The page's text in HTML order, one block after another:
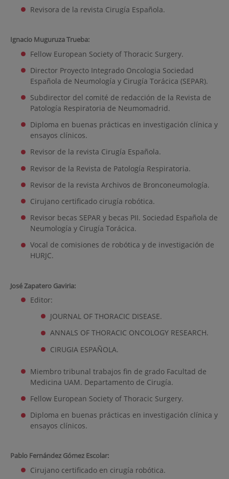
Revisora de la revista Cirugía Española.
Ignacio Muguruza Trueba:
Fellow European Society of Thoracic Surgery.
Director Proyecto Integrado Oncologia Sociedad
Española de Neumología y Cirugía Torácica (SEPAR).
Subdirector del comité de redacción de la Revista de
Patología Respiratoria de Neumomadrid.
Diploma en buenas prácticas en investigación clínica y
ensayos clínicos.
Revisor de la revista Cirugía Española.
Revisor de la Revista de Patología Respiratoria.
Revisor de la revista Archivos de Bronconeumología.
Cirujano certificado cirugía robótica.
Revisor becas SEPAR y becas PII. Sociedad Española de
Neumología y Cirugía Torácica.
Vocal de comisiones de robótica y de investigación de
HURJC.
José Zapatero Gaviria:
Editor:
JOURNAL OF THORACIC DISEASE.
ANNALS OF THORACIC ONCOLOGY RESEARCH.
CIRUGIA ESPAÑOLA.
Miembro tribunal trabajos fin de grado Facultad de
Medicina UAM. Departamento de Cirugía.
Fellow European Society of Thoracic Surgery.
Diploma en buenas prácticas en investigación clínica y
ensayos clínicos.
Pablo Fernández Gómez Escolar:
Cirujano certificado en cirugía robótica.